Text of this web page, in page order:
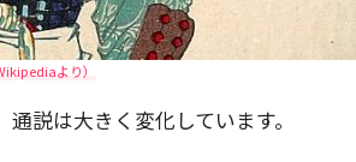
より）
説は大きく変化しています。